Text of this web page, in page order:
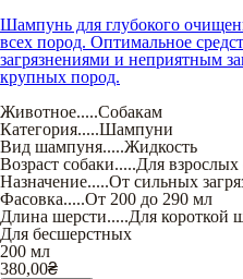
Шампунь для глубокого
всех пород. Оптимальное
загрязнениями и неприятным
крупных пород.
Животное.....Собакам
Категория.....Шампуни
Вид шампуня.....Жидкость
Возраст собаки.....Для взрослых
Назначение.....От сильных
Фасовка.....От 200 до 290 мл
Длина шерсти.....Для короткой
Для бесшерстных
200 мл
380,00₴